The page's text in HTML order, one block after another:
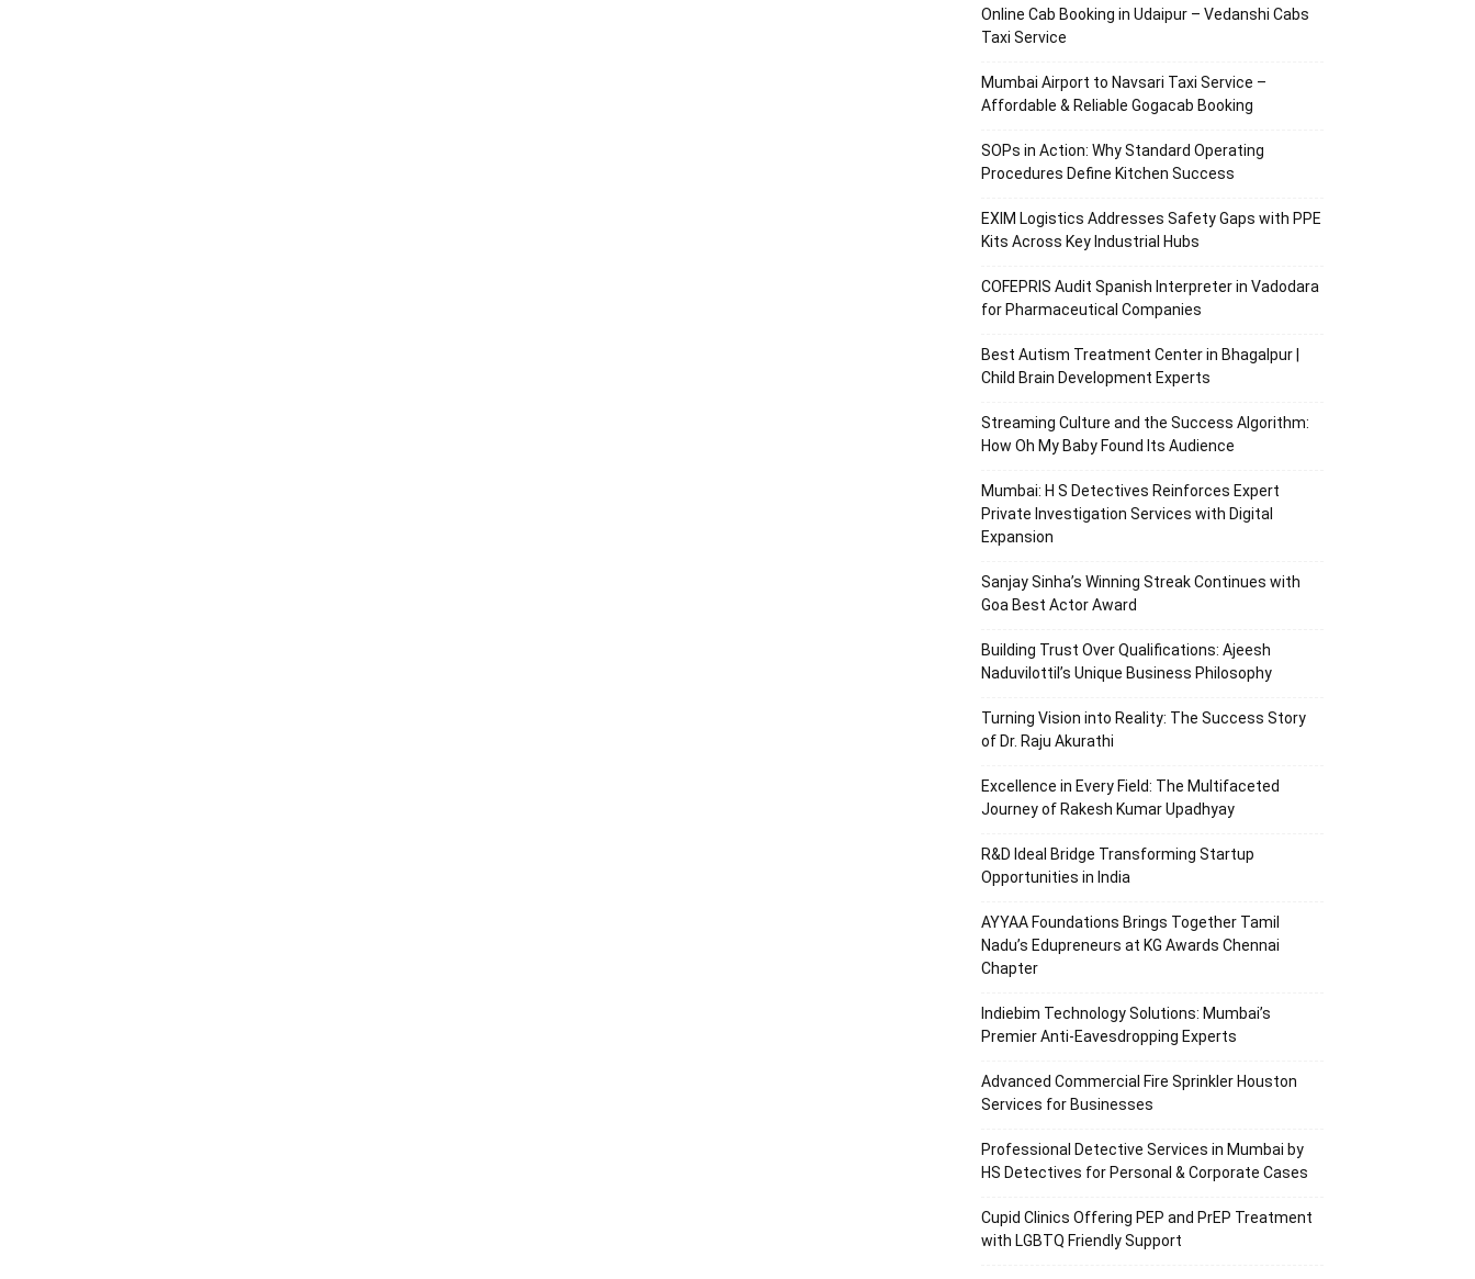
Online Cab Booking in Udaipur – Vedanshi Cabs
Taxi Service
Mumbai Airport to Navsari Taxi Service –
Affordable & Reliable Gogacab Booking
SOPs in Action: Why Standard Operating
Procedures Define Kitchen Success
EXIM Logistics Addresses Safety Gaps with PPE
Kits Across Key Industrial Hubs
COFEPRIS Audit Spanish Interpreter in Vadodara
for Pharmaceutical Companies
Best Autism Treatment Center in Bhagalpur |
Child Brain Development Experts
Streaming Culture and the Success Algorithm:
How Oh My Baby Found Its Audience
Mumbai: H S Detectives Reinforces Expert
Private Investigation Services with Digital
Expansion
Sanjay Sinha’s Winning Streak Continues with
Goa Best Actor Award
Building Trust Over Qualifications: Ajeesh
Naduvilottil’s Unique Business Philosophy
Turning Vision into Reality: The Success Story
of Dr. Raju Akurathi
Excellence in Every Field: The Multifaceted
Journey of Rakesh Kumar Upadhyay
R&D Ideal Bridge Transforming Startup
Opportunities in India
AYYAA Foundations Brings Together Tamil
Nadu’s Edupreneurs at KG Awards Chennai
Chapter
Indiebim Technology Solutions: Mumbai’s
Premier Anti-Eavesdropping Experts
Advanced Commercial Fire Sprinkler Houston
Services for Businesses
Professional Detective Services in Mumbai by
HS Detectives for Personal & Corporate Cases
Cupid Clinics Offering PEP and PrEP Treatment
with LGBTQ Friendly Support